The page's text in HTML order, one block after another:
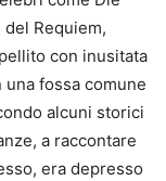
Requiem,
con inusitata
fossa comune
alcuni storici
a raccontare
era depresso